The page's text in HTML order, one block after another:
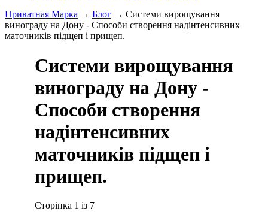
Приватная Марка → Блог → Системи вирощування
винограду на Дону - Способи створення надінтенсивних
маточників підщеп і прищеп.
Системи вирощування
винограду на Дону -
Способи створення
надінтенсивних
маточників підщеп і
прищеп.
Сторінка 1 із 7